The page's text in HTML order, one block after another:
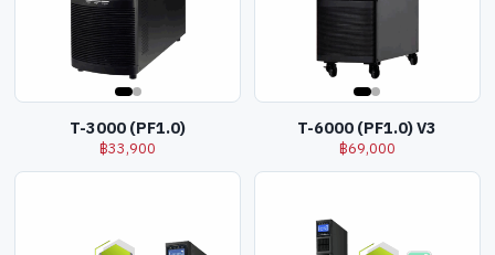
T-3000 (PF1.0)
฿33,900
T-6000 (PF1.0) V3
฿69,000